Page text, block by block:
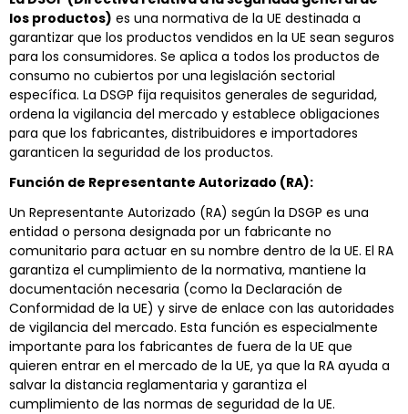
los productos) es una normativa de la UE destinada a
garantizar que los productos vendidos en la UE sean seguros
para los consumidores. Se aplica a todos los productos de
consumo no cubiertos por una legislación sectorial
específica. La DSGP fija requisitos generales de seguridad,
ordena la vigilancia del mercado y establece obligaciones
para que los fabricantes, distribuidores e importadores
garanticen la seguridad de los productos.
Función de Representante Autorizado (RA):
Un Representante Autorizado (RA) según la DSGP es una
entidad o persona designada por un fabricante no
comunitario para actuar en su nombre dentro de la UE. El RA
garantiza el cumplimiento de la normativa, mantiene la
documentación necesaria (como la Declaración de
Conformidad de la UE) y sirve de enlace con las autoridades
de vigilancia del mercado. Esta función es especialmente
importante para los fabricantes de fuera de la UE que
quieren entrar en el mercado de la UE, ya que la RA ayuda a
salvar la distancia reglamentaria y garantiza el
cumplimiento de las normas de seguridad de la UE.